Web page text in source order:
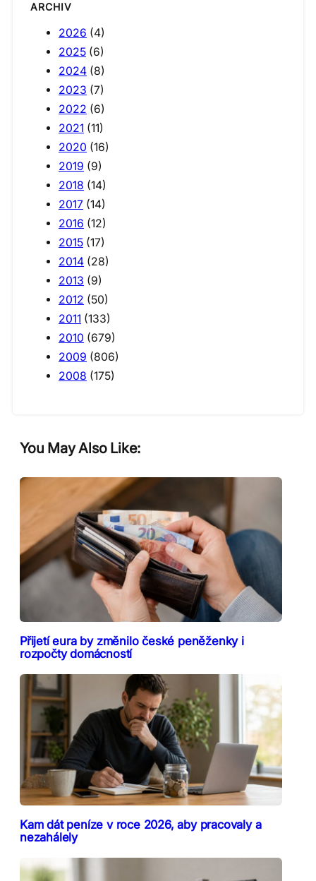
ARCHIV
2026 (4)
2025 (6)
2024 (8)
2023 (7)
2022 (6)
2021 (11)
2020 (16)
2019 (9)
2018 (14)
2017 (14)
2016 (12)
2015 (17)
2014 (28)
2013 (9)
2012 (50)
2011 (133)
2010 (679)
2009 (806)
2008 (175)
You May Also Like:
Přijetí eura by změnilo české peněženky i
rozpočty domácností
Kam dát peníze v roce 2026, aby pracovaly a
nezahálely